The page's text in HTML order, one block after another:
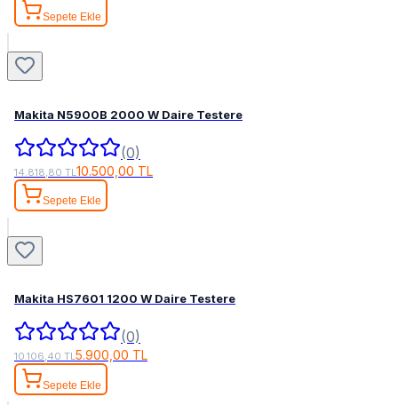
Sepete Ekle
Makita N5900B 2000 W Daire Testere
(0)
14.818,80 TL10.500,00 TL
Sepete Ekle
Makita HS7601 1200 W Daire Testere
(0)
10.106,40 TL5.900,00 TL
Sepete Ekle